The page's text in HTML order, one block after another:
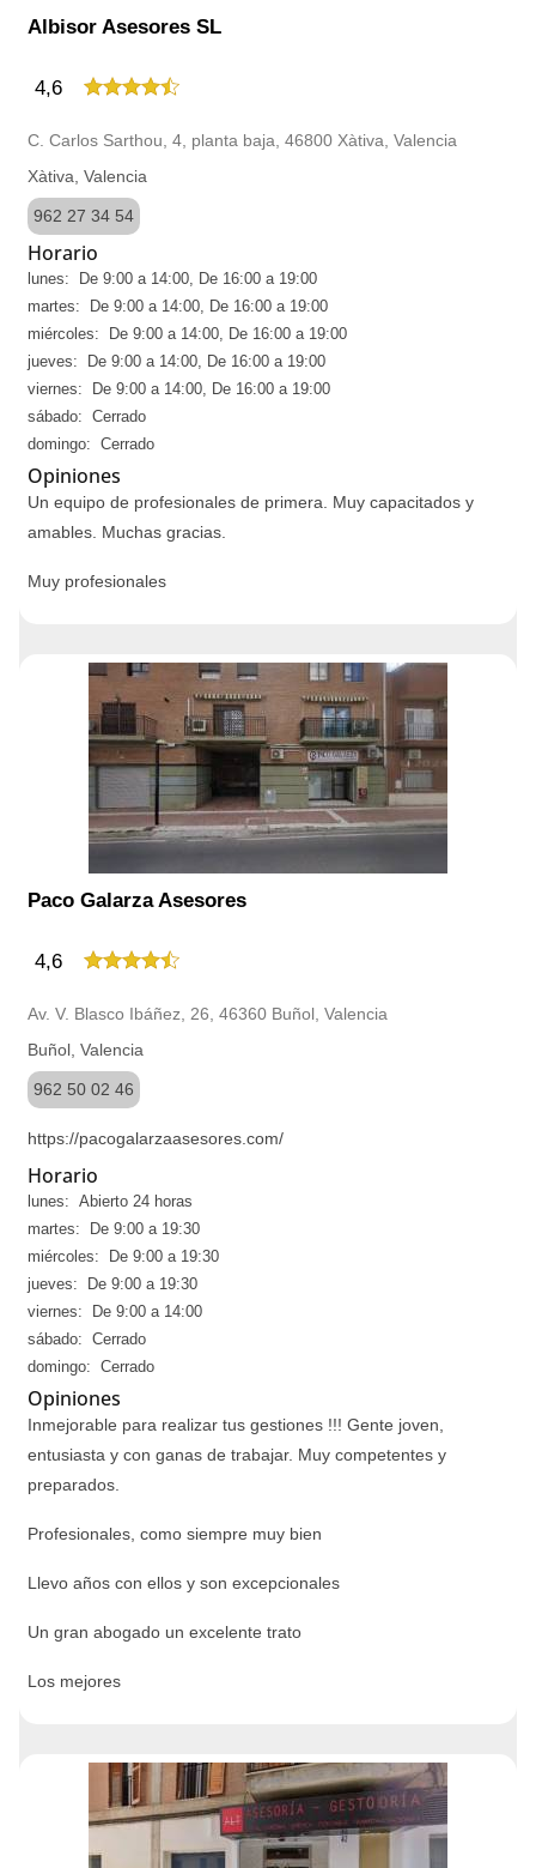
Albisor Asesores SL
4,6
C. Carlos Sarthou, 4, planta baja, 46800 Xàtiva, Valencia
Xàtiva, Valencia
962 27 34 54
Horario
lunes: De 9:00 a 14:00, De 16:00 a 19:00
martes: De 9:00 a 14:00, De 16:00 a 19:00
miércoles: De 9:00 a 14:00, De 16:00 a 19:00
jueves: De 9:00 a 14:00, De 16:00 a 19:00
viernes: De 9:00 a 14:00, De 16:00 a 19:00
sábado: Cerrado
domingo: Cerrado
Opiniones
Un equipo de profesionales de primera. Muy capacitados y
amables. Muchas gracias.
Muy profesionales
Paco Galarza Asesores
4,6
Av. V. Blasco Ibáñez, 26, 46360 Buñol, Valencia
Buñol, Valencia
962 50 02 46
https://pacogalarzaasesores.com/
Horario
lunes: Abierto 24 horas
martes: De 9:00 a 19:30
miércoles: De 9:00 a 19:30
jueves: De 9:00 a 19:30
viernes: De 9:00 a 14:00
sábado: Cerrado
domingo: Cerrado
Opiniones
Inmejorable para realizar tus gestiones !!! Gente joven,
entusiasta y con ganas de trabajar. Muy competentes y
preparados.
Profesionales, como siempre muy bien
Llevo años con ellos y son excepcionales
Un gran abogado un excelente trato
Los mejores